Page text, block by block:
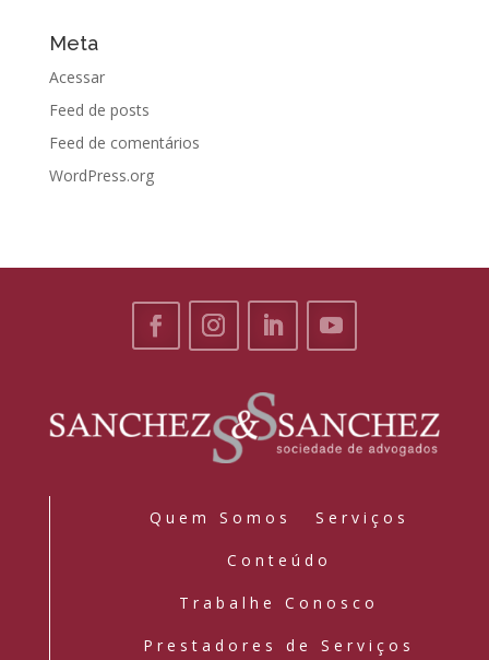
Meta
Acessar
Feed de posts
Feed de comentários
WordPress.org
Quem Somos Serviços
Conteúdo
Trabalhe Conosco
Prestadores de Serviços